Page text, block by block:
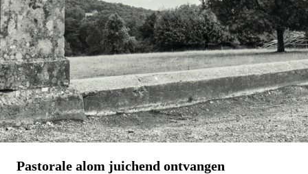
Pastorale alom juichend ontvangen